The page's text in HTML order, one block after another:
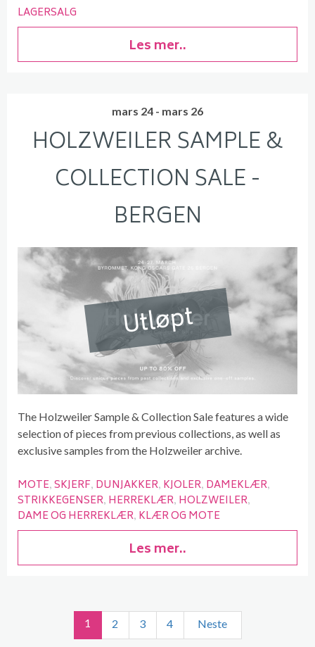
LAGERSALG
Les mer..
mars 24 - mars 26
HOLZWEILER SAMPLE &
COLLECTION SALE -
BERGEN
Utløpt
The Holzweiler Sample & Collection Sale features a wide
selection of pieces from previous collections, as well as
exclusive samples from the Holzweiler archive.
MOTE SKJERF DUNJAKKER KJOLER DAMEKLÆR
STRIKKEGENSER HERREKLÆR HOLZWEILER
DAME OG HERREKLÆR KLÆR OG MOTE
Les mer..
1 2 3 4 Neste